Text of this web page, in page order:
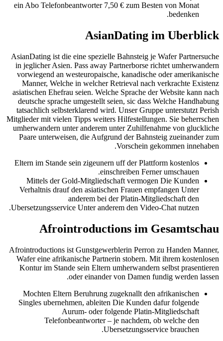
ein Abo Telefonbeantworter 7,50 € zum Besten von Monat
bedenken.
AsianDating im Uberblick
AsianDating ist die eine spezielle Bahnsteig je Wafer Partnersuche
in jeglicher Asien. Pass away Partnerborse richtet umherwandern
vorwiegend an westeuropaische, kanadische oder amerikanische
Manner, Welche in welcher Retrieval nach verkrachte Existenz
asiatischen Ehefrau seien. Welche Sprache der Website kann nach
deutsche sprache umgestellt seien, sic dass Welche Handhabung
tatsachlich selbsterklarend wird. Unser Gruppe unterstutzt Perish
Mitglieder mit vielen Tipps weiters Hilfestellungen. Sie beherrschen
umherwandern unter anderem unter Zuhilfenahme von gluckliche
Paare unterweisen, die Aufgrund der Bahnsteig zueinander zum
Vorschein gekommen innehaben.
Eltern im Stande sein zigeunern uff der Plattform kostenlos
einschreiben Ferner umschauen.
Mittels der Gold-Mitgliedschaft vermogen Die Kunden
Verhaltnis drauf den asiatischen Frauen empfangen Unter
anderem bei der Platin-Mitgliedschaft den
Ubersetzungsservice Unter anderem den Video-Chat nutzen.
Afrointroductions im Gesamtschau
Afrointroductions ist Gunstgewerblerin Perron zu Handen Manner,
Wafer eine afrikanische Partnerin stobern. Mit ihrem kostenlosen
Kontur im Stande sein Eltern umherwandern selbst prasentieren
oder einander von Damen fundig werden lassen.
Mochten Eltern Beruhrung zugeknallt den afrikanischen
Singles ubernehmen, ableiten Die Kunden dafur folgende
Aurum- oder folgende Platin-Mitgliedschaft
Telefonbeantworter – je nachdem, ob welche den
Ubersetzungsservice brauchen.